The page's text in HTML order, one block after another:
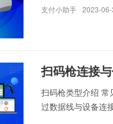
支付小助手 2023-
扫码枪连接
扫码枪类型介绍 常
过数据线与设备连